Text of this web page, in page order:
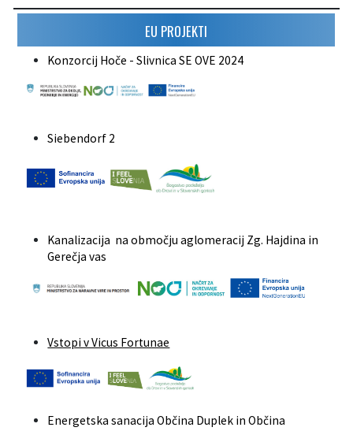
EU PROJEKTI
Konzorcij Hoče - Slivnica SE OVE 2024
Siebendorf 2
Kanalizacija na območju aglomeracij Zg. Hajdina in
Gerečja vas
Vstopi v Vicus Fortunae
Energetska sanacija Občina Duplek in Občina